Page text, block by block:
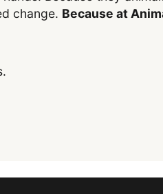
change. Because at